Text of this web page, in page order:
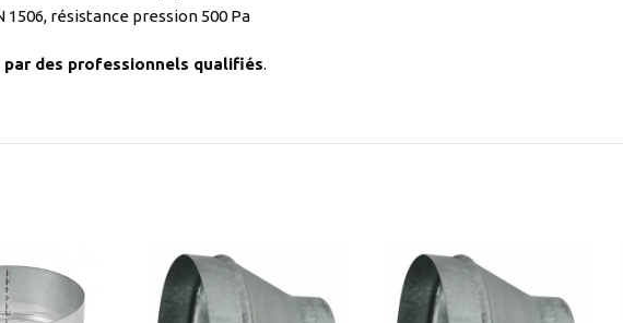
1506, résistance pression 500 Pa
des professionnels qualifiés.